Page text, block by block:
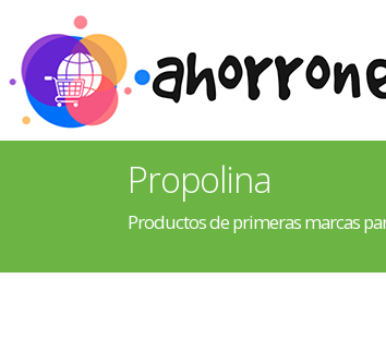
Propolina
Productos de primeras marcas